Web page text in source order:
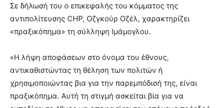
Σε δήλωσή του ο επικεφαλής του κόμματος της
αντιπολίτευσης CHP, Οζγκούρ Οζέλ, χαρακτηρίζει
«πραξικόπημα» τη σύλληψη Ιμάμογλου.
«Η λήψη αποφάσεων στο όνομα του έθνους,
αντικαθιστώντας τη θέληση των πολιτών ή
χρησιμοποιώντας βια για την παρεμπόδισή της, είναι
πραξικόπημα. Αυτή τη στιγμή ασκείται βία για να